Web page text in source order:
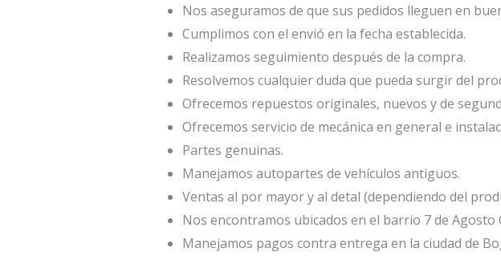
Nos aseguramos de que sus pedidos lleguen en
Cumplimos con el envió en la fecha establecida.
Realizamos seguimiento después de la compra.
Resolvemos cualquier duda que pueda surgir del
Ofrecemos repuestos originales, nuevos y de
Ofrecemos servicio de mecánica en general e
Partes genuinas.
Manejamos autopartes de vehículos antiguos.
Ventas al por mayor y al detal (dependiendo del
Nos encontramos ubicados en el barrio 7 de Agosto
Manejamos pagos contra entrega en la ciudad de